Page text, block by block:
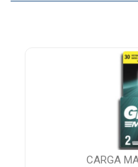
CARGA